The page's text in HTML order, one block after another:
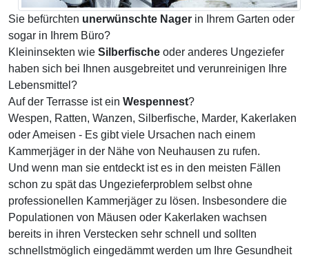
Sie befürchten unerwünschte Nager in Ihrem Garten oder
sogar in Ihrem Büro?
Kleininsekten wie Silberfische oder anderes Ungeziefer
haben sich bei Ihnen ausgebreitet und verunreinigen Ihre
Lebensmittel?
Auf der Terrasse ist ein Wespennest?
Wespen, Ratten, Wanzen, Silberfische, Marder, Kakerlaken
oder Ameisen - Es gibt viele Ursachen nach einem
Kammerjäger in der Nähe von Neuhausen zu rufen.
Und wenn man sie entdeckt ist es in den meisten Fällen
schon zu spät das Ungezieferproblem selbst ohne
professionellen Kammerjäger zu lösen. Insbesondere die
Populationen von Mäusen oder Kakerlaken wachsen
bereits in ihren Verstecken sehr schnell und sollten
schnellstmöglich eingedämmt werden um Ihre Gesundheit